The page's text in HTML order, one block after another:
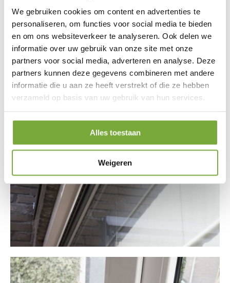
We gebruiken cookies om content en advertenties te
personaliseren, om functies voor social media te bieden
en om ons websiteverkeer te analyseren. Ook delen we
informatie over uw gebruik van onze site met onze
partners voor social media, adverteren en analyse. Deze
partners kunnen deze gegevens combineren met andere
informatie die u aan ze heeft verstrekt of die ze hebben
verzameld op basis van uw gebruik van hun services.
Alles toestaan
Weigeren